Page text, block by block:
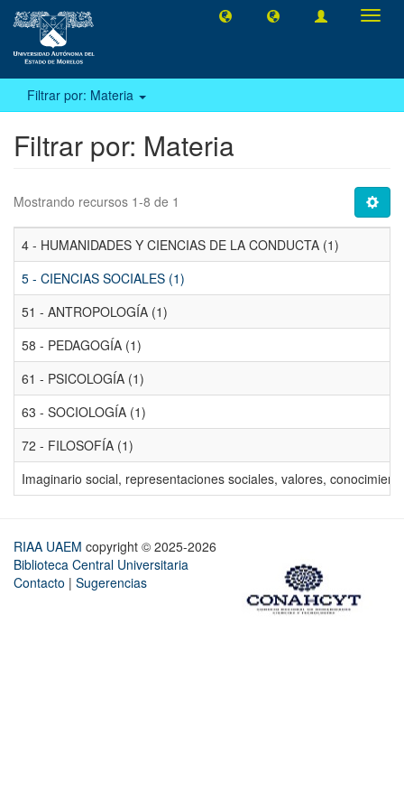
Filtrar por: Materia
Filtrar por: Materia
Mostrando recursos 1-8 de 1
4 - HUMANIDADES Y CIENCIAS DE LA CONDUCTA (1)
5 - CIENCIAS SOCIALES (1)
51 - ANTROPOLOGÍA (1)
58 - PEDAGOGÍA (1)
61 - PSICOLOGÍA (1)
63 - SOCIOLOGÍA (1)
72 - FILOSOFÍA (1)
Imaginario social, representaciones sociales, valores,
RIAA UAEM copyright © 2025-2026
Biblioteca Central Universitaria
Contacto | Sugerencias